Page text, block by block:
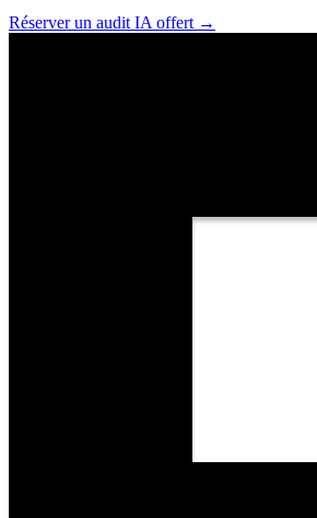
Réserver un audit IA offert →